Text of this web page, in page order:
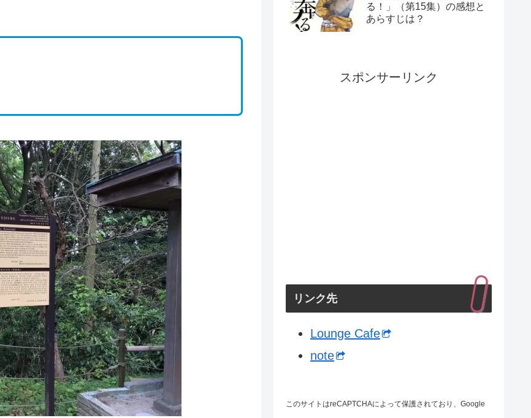
る！」（第15集）の感想と
あらすじは？
スポンサーリンク
リンク先
Lounge Cafe
note
このサイトはreCAPTCHAによって保護されており、Google